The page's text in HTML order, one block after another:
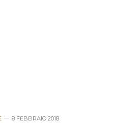
8 FEBBRAIO 2018